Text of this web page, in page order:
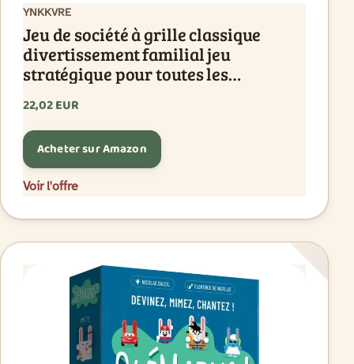
YNKKVRE
Jeu de société à grille classique
divertissement familial jeu
stratégique pour toutes les
22,02 EUR
Acheter sur Amazon
Voir l'offre